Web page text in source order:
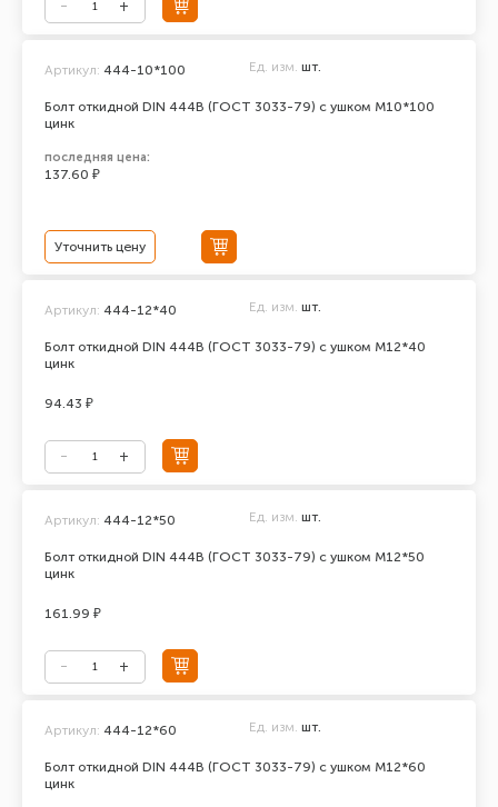
Болт откидной DIN 444В (ГОСТ 3033-79) с ушком М10*100
цинк
Артикул: 444-10*100 Ед. изм. шт.
последняя цена:
137.60 ₽
Уточнить цену
Болт откидной DIN 444В (ГОСТ 3033-79) с ушком М12*40
цинк
Артикул: 444-12*40 Ед. изм. шт.
94.43 ₽
Болт откидной DIN 444В (ГОСТ 3033-79) с ушком М12*50
цинк
Артикул: 444-12*50 Ед. изм. шт.
161.99 ₽
Болт откидной DIN 444В (ГОСТ 3033-79) с ушком М12*60
цинк
Артикул: 444-12*60 Ед. изм. шт.